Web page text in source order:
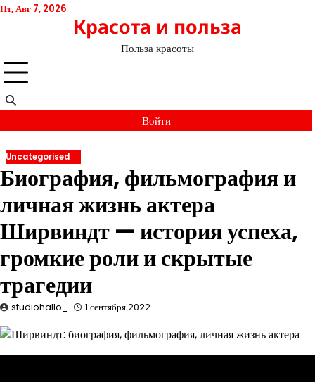
Перейти
Пт, Авг 7, 2026
Красота и польза
Польза красоты
Войти
Uncategorised
Биография, фильмография и
личная жизнь актера
Ширвиндт — история успеха,
громкие роли и скрытые
трагедии
studiohallo_ 1 сентября 2022